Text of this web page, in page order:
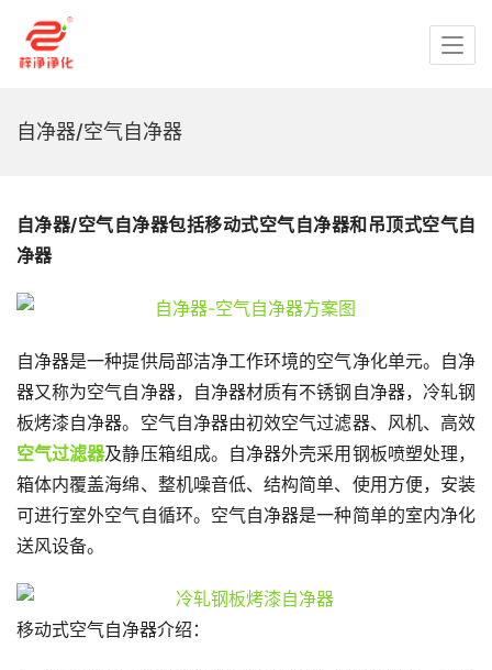
自净器/空气自净器
自净器/空气自净器包括移动式空气自净器和吊顶式空气自
净器
自净器是一种提供局部洁净工作环境的空气净化单元。自净
器又称为空气自净器，自净器材质有不锈钢自净器，冷轧钢
板烤漆自净器。空气自净器由初效空气过滤器、风机、高效
空气过滤器及静压箱组成。自净器外壳采用钢板喷塑处理，
箱体内覆盖海绵、整机噪音低、结构简单、使用方便，安装
可进行室外空气自循环。空气自净器是一种简单的室内净化
送风设备。
移动式空气自净器介绍：